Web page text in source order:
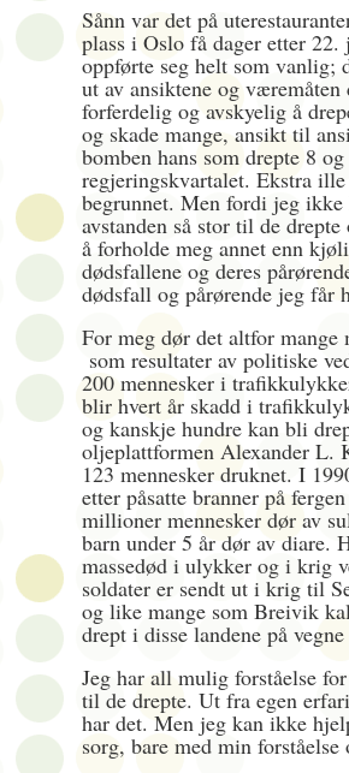
Sånn var det på
plass i Oslo få dager etter
oppførte seg helt som vanlig;
ut av ansiktene og
forferdelig og avskyelig å
og skade mange, ansikt til
bomben hans som drepte 8
regjeringskvartalet. Ekstra
begrunnet. Men fordi jeg
avstanden så stor til de
å forholde meg annet enn
dødsfallene og deres
dødsfall og pårørende jeg får
For meg dør det altfor mange
som resultater av politiske
200 mennesker i
blir hvert år skadd i
og kanskje hundre kan bli
oljeplattformen Alexander L.
123 mennesker druknet. I
etter påsatte branner på
millioner mennesker dør av
barn under 5 år dør av diare.
massedød i ulykker og i krig
soldater er sendt ut i krig til
og like mange som Breivik
drept i disse landene på
Jeg har all mulig forståelse
til de drepte. Ut fra egen
har det. Men jeg kan ikke
sorg, bare med min forståelse